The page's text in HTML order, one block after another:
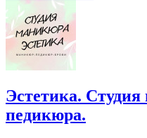
Эстетика.
педикюра.